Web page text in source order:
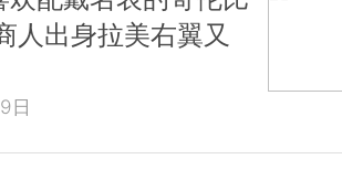
人出身拉美右翼又
日